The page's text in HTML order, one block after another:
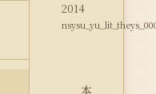
2014
本